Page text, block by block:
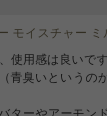
モイスチャー ミ
使用感は良いで
青臭いというの